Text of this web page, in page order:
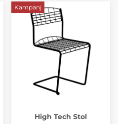
Kampanj
High Tech Stol